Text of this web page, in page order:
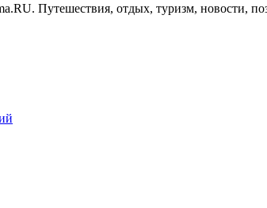
Путешествия, отдых, туризм, новости,